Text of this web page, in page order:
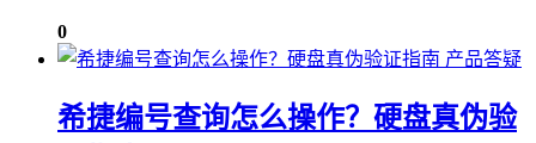
0
产品答疑
希捷编号查询怎么操作？硬盘真伪验